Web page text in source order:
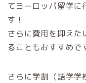
てヨーロッパ留学
す！
さらに費用を抑えた
ることもおすすめで
さらに学割（語学学